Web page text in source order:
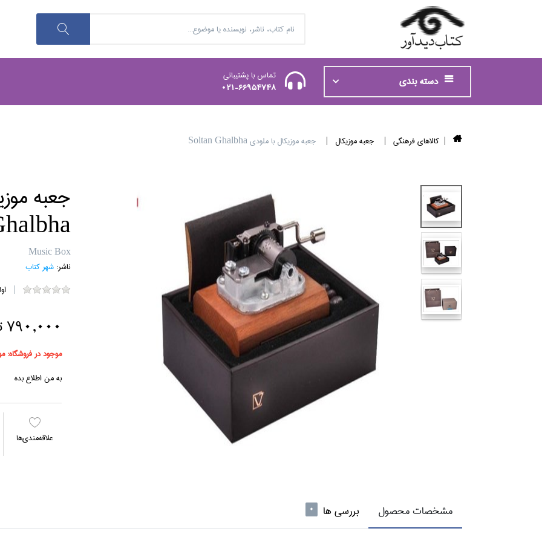
دسته بندی
تماس با پشتیبانی
021-66954748
كالاهاي فرهنگي جعبه موزيكال جعبه موزيكال با ملودي Soltan Ghalbha
Music Box
ناشر: شهر كتاب
790,000 تومان
موجود در فروشگاه:
به من اطلاع بده
علاقه‌مندي‌ها
مشخصات محصول بررسی ها 0